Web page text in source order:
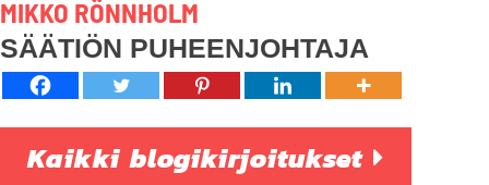
MIKKO RÖNNHOLM
SÄÄTIÖN PUHEENJOHTAJA
Kaikki blogikirjoitukset